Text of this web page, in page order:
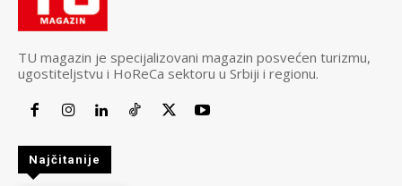
TU magazin je specijalizovani magazin posvećen turizmu,
ugostiteljstvu i HoReCa sektoru u Srbiji i regionu.
Najčitanije